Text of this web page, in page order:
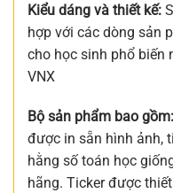
Kiểu dáng và thiết kế:
hợp với các dòng sản
cho học sinh phổ biến
VNX
Bộ sản phẩm bao gồm:
được in sẵn hình ảnh,
hằng số toán học
hãng. Ticker được